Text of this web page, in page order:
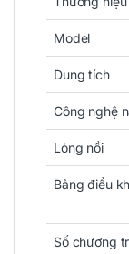
Model
Dung tích
Công nghệ
Lòng nồi
Bảng điều
Số chương